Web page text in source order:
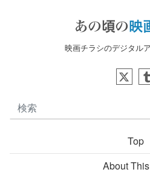
映画チラシのデジタル
Top
About